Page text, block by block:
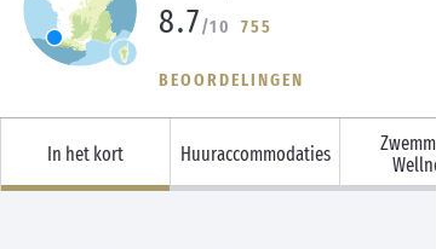
8.7/10 755
BEOORDELINGEN
In het kort Huuraccommodaties